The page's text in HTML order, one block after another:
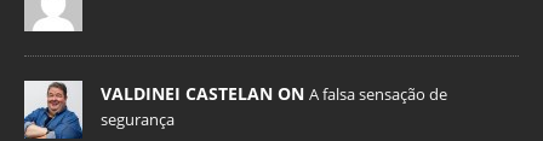
VALDINEI CASTELAN ON A falsa sensação de
segurança